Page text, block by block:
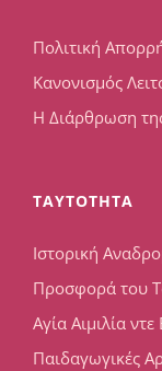
Πολιτική
Κανονισμός
Η Διάρθρωση
TAYTOTHTA
Ιστορική
Προσφορά του
Αγία Αιμιλία
Παιδαγωγικές